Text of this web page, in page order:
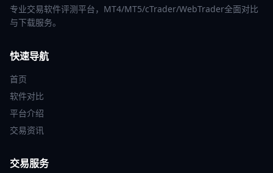
专业交易软件评测平台，MT4/MT5/cTrader/WebTrader全面对比
与下载服务。
快速导航
首页
软件对比
平台介绍
交易资讯
交易服务